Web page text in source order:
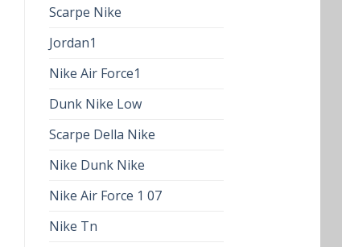
Scarpe Nike
Jordan1
Nike Air Force1
Dunk Nike Low
Scarpe Della Nike
Nike Dunk Nike
Nike Air Force 1 07
Nike Tn